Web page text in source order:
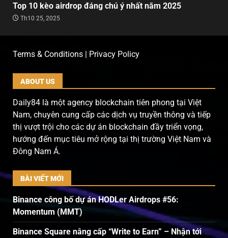
Top 10 kèo airdrop đáng chú ý nhất năm 2025
Th10 25, 2025
Terms & Conditions | Privacy Policy
ABOUT US
Daily84 là một agency blockchain tiên phong tại Việt
Nam, chuyên cung cấp các dịch vụ truyền thông và tiếp
thị vượt trội cho các dự án blockchain đầy triển vọng,
hướng đến mục tiêu mở rộng tại thị trường Việt Nam và
Đông Nam Á.
BÀI VIẾT MỚI
Binance công bố dự án HODLer Airdrops #56:
Momentum (MMT)
Binance Square nâng cấp “Write to Earn” – Nhận tới